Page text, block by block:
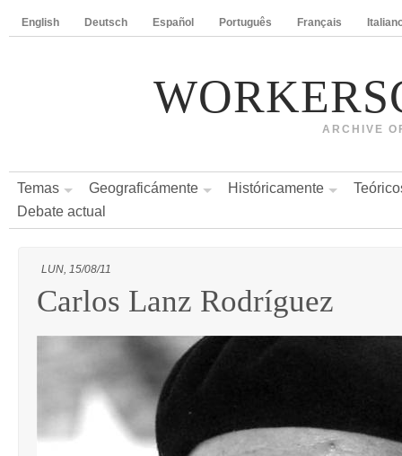
English Deutsch Español Português Français
ARCHIVE
Temas Geograficámente Históricamente
Debate actual
LUN, 15/08/11
Carlos Lanz Rodríguez